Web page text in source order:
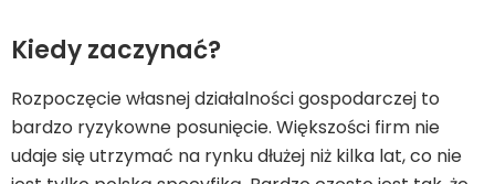
Kiedy zaczynać?
Rozpoczęcie własnej działalności gospodarczej to
bardzo ryzykowne posunięcie. Większości firm nie
udaje się utrzymać na rynku dłużej niż kilka lat, co nie